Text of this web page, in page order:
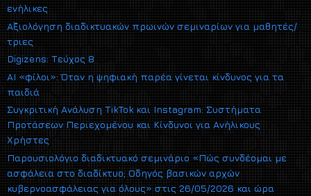
ενήλικες
Αξιολόγηση διαδικτυακών πρωινών σεμιναρίων για μαθητές/
τριες
Digizens: Τεύχος 8
AI «φίλοι»: Όταν η ψηφιακή παρέα γίνεται κίνδυνος για τα
παιδιά
Συγκριτική Ανάλυση TikTok και Instagram: Συστήματα
Προτάσεων Περιεχομένου και Κίνδυνοι για Ανήλικους
Χρήστες
Παρουσιολόγιο διαδικτυακό σεμινάριο «Πώς συνδέομαι με
ασφάλεια στο διαδίκτυο; Οδηγός βασικών αρχών
κυβερνοασφάλειας για όλους» στις 26/05/2026 και ώρα